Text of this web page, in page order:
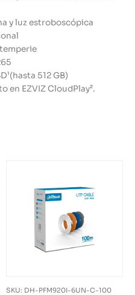
y luz estroboscópica
512 GB)
en EZVIZ CloudPlay².
SKU: DH-PFM920I-6UN-C-100